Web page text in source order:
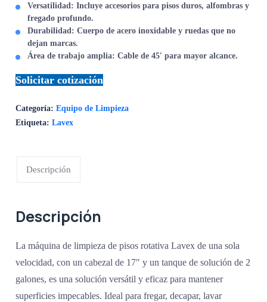
Versatilidad: Incluye accesorios para pisos duros, alfombras y
fregado profundo.
Durabilidad: Cuerpo de acero inoxidable y ruedas que no
dejan marcas.
Área de trabajo amplia: Cable de 45′ para mayor alcance.
Solicitar cotización
Categoría:Equipo de Limpieza
Etiqueta:Lavex
Descripción
Descripción
La máquina de limpieza de pisos rotativa Lavex de una sola
velocidad, con un cabezal de 17″ y un tanque de solución de 2
galones, es una solución versátil y eficaz para mantener
superficies impecables. Ideal para fregar, decapar, lavar